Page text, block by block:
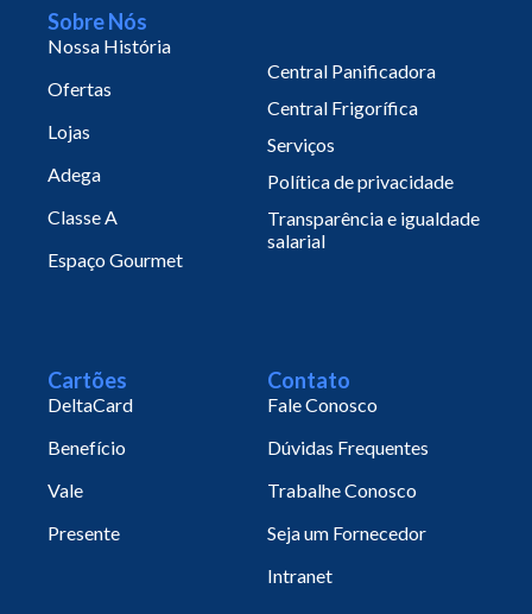
Sobre Nós
Nossa História
Ofertas
Lojas
Adega
Classe A
Espaço Gourmet
Central Panificadora
Central Frigorífica
Serviços
Política de privacidade
Transparência e igualdade
salarial
Cartões
DeltaCard
Benefício
Vale
Presente
Contato
Fale Conosco
Dúvidas Frequentes
Trabalhe Conosco
Seja um Fornecedor
Intranet